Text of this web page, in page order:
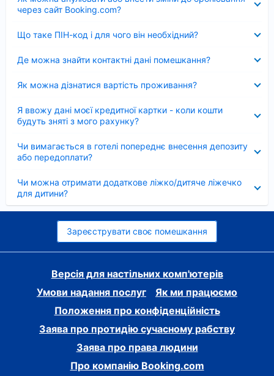
через сайт Booking.com?
Що таке ПІН-код і для чого він необхідний?
Де можна знайти контактні дані помешкання?
Як можна дізнатися вартість проживання?
Я ввожу дані моєї кредитної картки - коли кошти
будуть зняті з мого рахунку?
Чи вимагається в готелі попереднє внесення депозиту
або передоплати?
Чи можна отримати додаткове ліжко/дитяче ліжечко
для дитини?
Зареєструвати своє помешкання
Версія для настільних комп'ютерів
Умови надання послуг
Як ми працюємо
Положення про конфіденційність
Заява про протидію сучасному рабству
Заява про права людини
Про компанію Booking.com